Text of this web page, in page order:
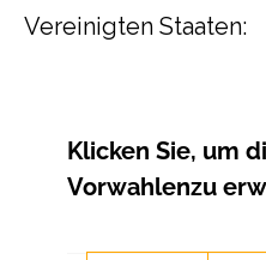
Vereinigten Staaten:
Klicken Sie, um
Vorwahlenzu